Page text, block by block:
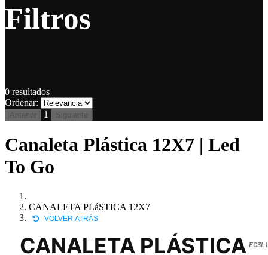
Filtros
0 resultados
Ordenar:
Anterior 1 Siguiente
Canaleta Plástica 12X7 | Led
To Go
CANALETA PLáSTICA 12X7
VOLVER ATRÁS
CANALETA PLÁSTICA